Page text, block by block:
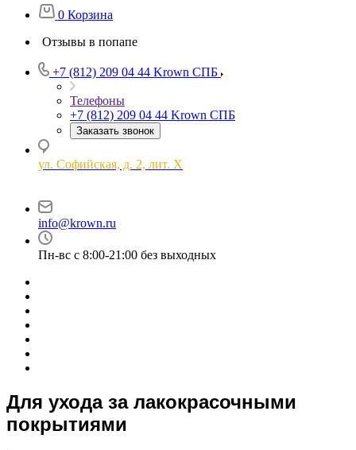
0 Корзина
Отзывы в попапе
+7 (812) 209 04 44 Krown СПБ
Телефоны
+7 (812) 209 04 44 Krown СПБ
Заказать звонок
ул. Софийская, д. 2, лит. Х
info@krown.ru
Пн-вс с 8:00-21:00 без выходных
Для ухода за лакокрасочными
покрытиями